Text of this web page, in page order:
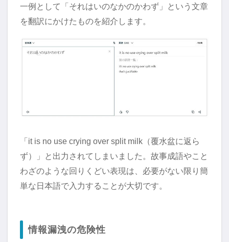
一例として「それはいのなかのかわず」という文章
を翻訳にかけたものを紹介します。
「it is no use crying over split milk（覆水盆に返ら
ず）」と出力されてしまいました。故事成語やこと
わざのような回りくどい表現は、必要がない限り簡
単な日本語で入力することが大切です。
情報漏洩の危険性